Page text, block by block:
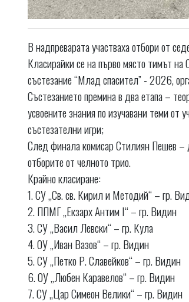
В надпреварата участваха отбори от
Класирайки се на първо място тимът
състезание “Млад спасител” - 2026,
Състезанието премина в два етапа –
усвоените знания по изучавани теми от
състезателни игри;
След финала комисар Стилиян Пешев –
отборите от челното трио.
Крайно класиране:
1. СУ „Св. св. Кирил и Методий“ – гр.
2. ППМГ „Екзарх Антим I“ – гр. Видин
3. СУ „Васил Левски“ – гр. Кула
4. ОУ „Иван Вазов“ – гр. Видин
5. СУ „Петко Р. Славейков“ – гр. Видин
6. ОУ „Любен Каравелов“ – гр. Видин
7. СУ „Цар Симеон Велики“ – гр. Видин